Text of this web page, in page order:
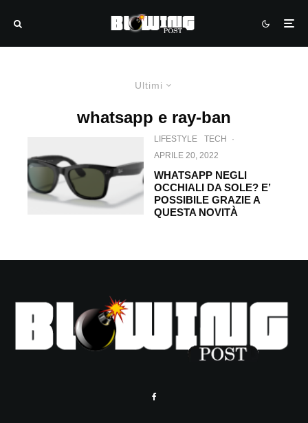
Ultimi
whatsapp e ray-ban
LIFESTYLE TECH
·
APRILE 20, 2022
WHATSAPP NEGLI
OCCHIALI DA SOLE? E’
POSSIBILE GRAZIE A
QUESTA NOVITÀ